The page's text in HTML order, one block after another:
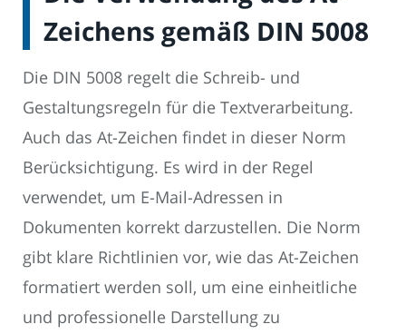
Zeichens gemäß DIN 5008
Die DIN 5008 regelt die Schreib- und
Gestaltungsregeln für die Textverarbeitung.
Auch das At-Zeichen findet in dieser Norm
Berücksichtigung. Es wird in der Regel
verwendet, um E-Mail-Adressen in
Dokumenten korrekt darzustellen. Die Norm
gibt klare Richtlinien vor, wie das At-Zeichen
formatiert werden soll, um eine einheitliche
und professionelle Darstellung zu